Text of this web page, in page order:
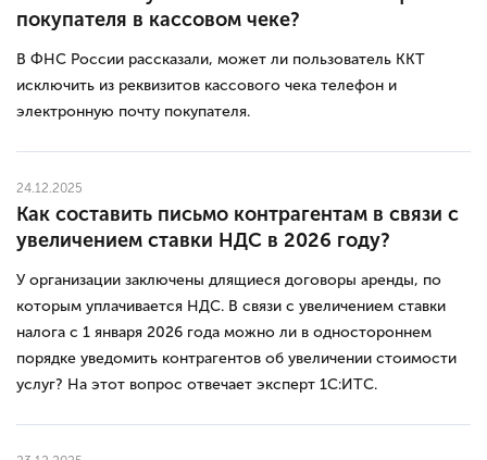
покупателя в кассовом чеке?
В ФНС России рассказали, может ли пользователь ККТ
исключить из реквизитов кассового чека телефон и
электронную почту покупателя.
24.12.2025
Как составить письмо контрагентам в связи с
увеличением ставки НДС в 2026 году?
У организации заключены длящиеся договоры аренды, по
которым уплачивается НДС. В связи с увеличением ставки
налога с 1 января 2026 года можно ли в одностороннем
порядке уведомить контрагентов об увеличении стоимости
услуг? На этот вопрос отвечает эксперт 1С:ИТС.